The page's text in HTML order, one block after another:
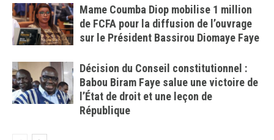
Mame Coumba Diop mobilise 1 million
de FCFA pour la diffusion de l’ouvrage
sur le Président Bassirou Diomaye Faye
Décision du Conseil constitutionnel :
Babou Biram Faye salue une victoire de
l’État de droit et une leçon de
République